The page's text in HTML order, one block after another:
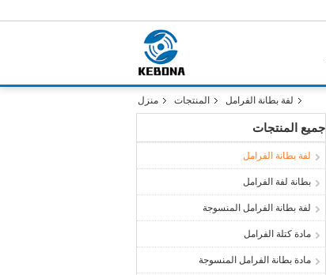
منزل المنتجات لفة بطانة الفرامل
جميع المنتجات
لفة بطانة الفرامل
بطانة لفة الفرامل
لفة بطانة الفرامل المنسوجة
مادة كتلة الفرامل
مادة بطانة الفرامل المنسوجة